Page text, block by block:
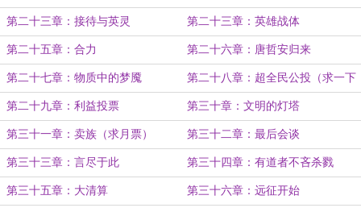
第二十三章：接待与英灵 第二十三章：英雄战体
第二十五章：合力 第二十六章：唐哲安归来
第二十七章：物质中的梦魇 第二十八章：超全民公投（求一下
月票和订阅）
第二十九章：利益投票 第三十章：文明的灯塔
第三十一章：卖族（求月票） 第三十二章：最后会谈
第三十三章：言尽于此 第三十四章：有道者不吝杀戮
第三十五章：大清算 第三十六章：远征开始